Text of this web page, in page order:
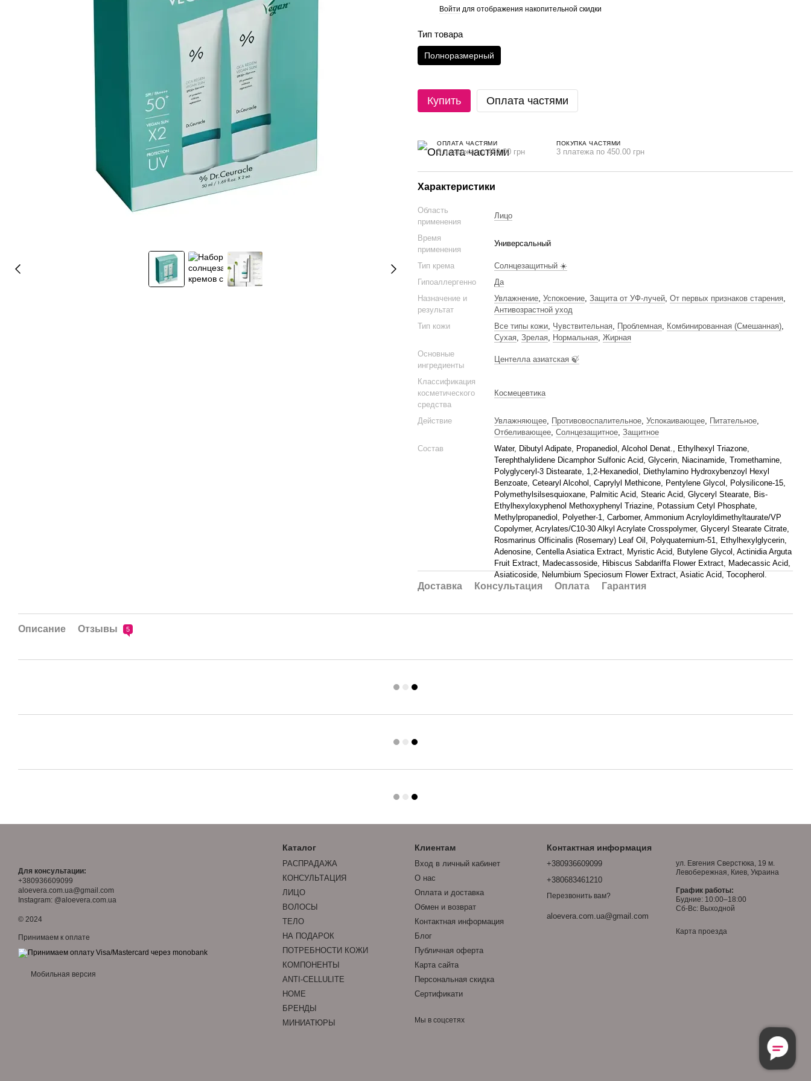
Войти для отображения накопительной скидки
Тип товара
Полноразмерный
Купить Оплата частями
ОПЛАТА ЧАСТЯМИ
3 платежа по 450.00 грн
ПОКУПКА ЧАСТЯМИ
3 платежа по 450.00 грн
Характеристики
Область
применения
Лицо
Время
применения
Универсальный
Тип крема
Солнцезащитный ☀️
Гипоаллергенно
Да
Назначение и
результат
Увлажнение, Успокоение, Защита от УФ-лучей, От первых признаков старения,
Антивозрастной уход
Тип кожи
Все типы кожи, Чувствительная, Проблемная, Комбинированная (Смешанная),
Сухая, Зрелая, Нормальная, Жирная
Основные
ингредиенты
Центелла азиатская 🍃
Классификация
косметического
средства
Космецевтика
Действие Увлажняющее, Противовоспалительное, Успокаивающее, Питательное,
Отбеливающее, Солнцезащитное, Защитное
Состав
Water, Dibutyl Adipate, Propanediol, Alcohol Denat., Ethylhexyl Triazone,
Terephthalylidene Dicamphor Sulfonic Acid, Glycerin, Niacinamide, Tromethamine,
Polyglyceryl-3 Distearate, 1,2-Hexanediol, Diethylamino Hydroxybenzoyl Hexyl
Benzoate, Cetearyl Alcohol, Caprylyl Methicone, Pentylene Glycol, Polysilicone-15,
Polymethylsilsesquioxane, Palmitic Acid, Stearic Acid, Glyceryl Stearate, Bis-
Ethylhexyloxyphenol Methoxyphenyl Triazine, Potassium Cetyl Phosphate,
Methylpropanediol, Polyether-1, Carbomer, Ammonium Acryloyldimethyltaurate/VP
Copolymer, Acrylates/C10-30 Alkyl Acrylate Crosspolymer, Glyceryl Stearate Citrate,
Rosmarinus Officinalis (Rosemary) Leaf Oil, Polyquaternium-51, Ethylhexylglycerin,
Adenosine, Centella Asiatica Extract, Myristic Acid, Butylene Glycol, Actinidia Arguta
Fruit Extract, Madecassoside, Hibiscus Sabdariffa Flower Extract, Madecassic Acid,
Asiaticoside, Nelumbium Speciosum Flower Extract, Asiatic Acid, Tocopherol.
Доставка Консультация Оплата Гарантия
Описание Отзывы 5
Для консультации:
+380936609099
aloevera.com.ua@gmail.com
Instagram: @aloevera.com.ua
© 2024
Принимаем к оплате
Мобильная версия
Каталог
РАСПРАДАЖА
КОНСУЛЬТАЦИЯ
ЛИЦО
ВОЛОСЫ
ТЕЛО
НА ПОДАРОК
ПОТРЕБНОСТИ КОЖИ
КОМПОНЕНТЫ
ANTI-CELLULITE
HOME
БРЕНДЫ
МИНИАТЮРЫ
Клиентам
Вход в личный кабинет
О нас
Оплата и доставка
Обмен и возврат
Контактная информация
Блог
Публичная оферта
Карта сайта
Персональная скидка
Сертификати
Мы в соцсетях
Контактная информация
+380936609099
+380683461210
Перезвонить вам?
aloevera.com.ua@gmail.com
ул. Евгения Сверстюка, 19 м.
Левобережная, Киев, Украина
График работы:
Будние: 10:00–18:00
Сб-Вс: Выходной
Карта проезда
Безкоштовна
Консультація